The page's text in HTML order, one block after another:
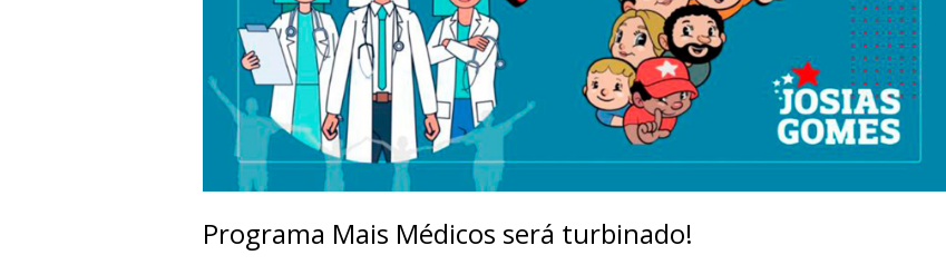
Programa Mais Médicos será turbinado!